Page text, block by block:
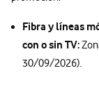
Fibra y líneas
con o sin TV:
30/09/2026).